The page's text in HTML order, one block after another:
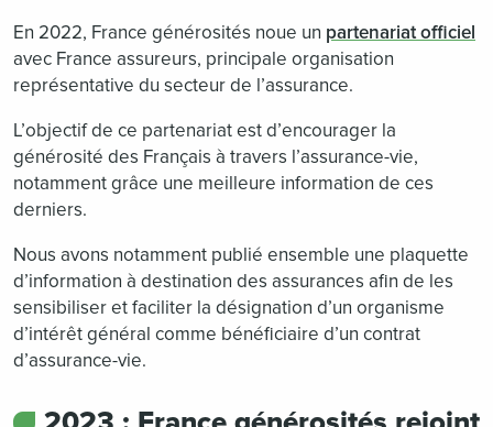
En 2022, France générosités noue un partenariat officiel
avec France assureurs, principale organisation
représentative du secteur de l’assurance.
L’objectif de ce partenariat est d’encourager la
générosité des Français à travers l’assurance-vie,
notamment grâce une meilleure information de ces
derniers.
Nous avons notamment publié ensemble une plaquette
d’information à destination des assurances afin de les
sensibiliser et faciliter la désignation d’un organisme
d’intérêt général comme bénéficiaire d’un contrat
d’assurance-vie.